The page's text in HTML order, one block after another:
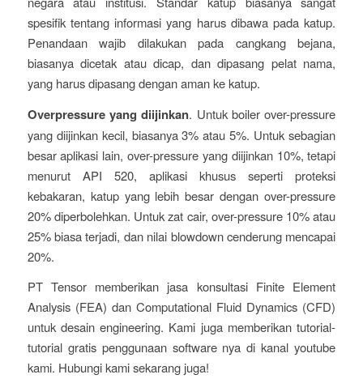
spesifik tentang informasi yang harus dibawa pada katup.
Penandaan wajib dilakukan pada cangkang bejana,
biasanya dicetak atau dicap, dan dipasang pelat nama,
yang harus dipasang dengan aman ke katup.
Overpressure yang diijinkan. Untuk boiler over-pressure
yang diijinkan kecil, biasanya 3% atau 5%. Untuk sebagian
besar aplikasi lain, over-pressure yang diijinkan 10%, tetapi
menurut API 520, aplikasi khusus seperti proteksi
kebakaran, katup yang lebih besar dengan over-pressure
20% diperbolehkan. Untuk zat cair, over-pressure 10% atau
25% biasa terjadi, dan nilai blowdown cenderung mencapai
20%.
PT Tensor memberikan jasa konsultasi Finite Element
Analysis (FEA) dan Computational Fluid Dynamics (CFD)
untuk desain engineering. Kami juga memberikan tutorial-
tutorial gratis penggunaan software nya di kanal youtube
kami. Hubungi kami sekarang juga!